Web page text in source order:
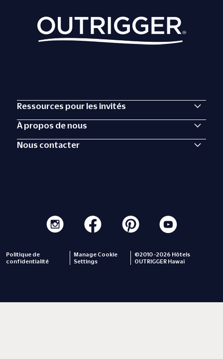
Ressources pour les invités
À propos de nous
Nous contacter
Politique de
confidentialité
Manage Cookie
Settings
©2010 -2026 Hôtels
OUTRIGGER Hawaï